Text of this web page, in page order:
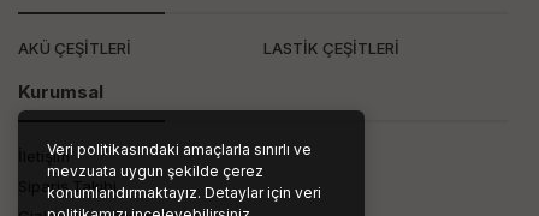
Veri politikasındaki amaçlarla sınırlı ve
mevzuata uygun şekilde çerez
konumlandırmaktayız. Detaylar için veri
AKÜ ÇEŞİTLERİ LASTİK ÇEŞİTLERİ
Kurumsal
İletişim
Sipariş Takibi